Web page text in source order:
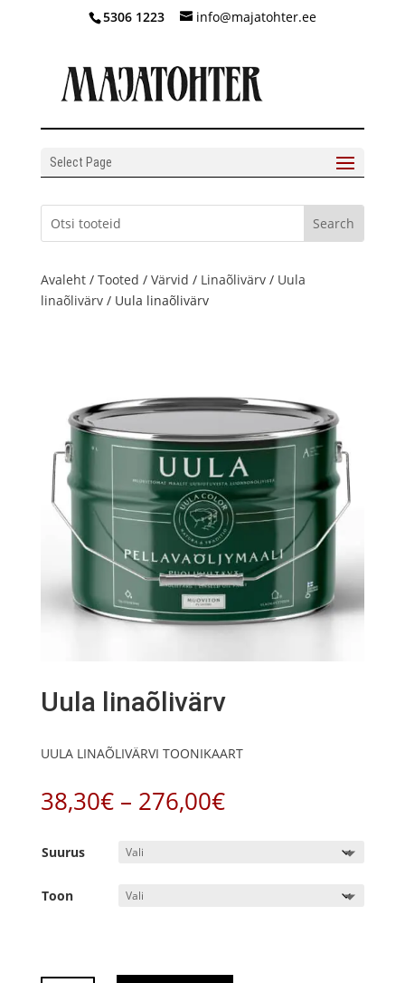
5306 1223 info@majatohter.ee
Select Page
Avaleht/ Tooted / Värvid / Linaõlivärv/ Uula
linaõlivärv/ Uula linaõlivärv
Uula linaõlivärv
UULA LINAÕLIVÄRVI TOONIKAART
38,30€ – 276,00€Hinnavahemik:
38,30€
Suurus
Toon